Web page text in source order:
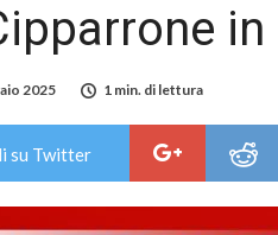
2025 1 min. di lettura
su Twitter